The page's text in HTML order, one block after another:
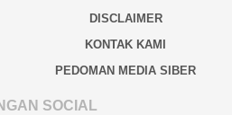
DISCLAIMER
KONTAK KAMI
PEDOMAN MEDIA SIBER
SOCIAL